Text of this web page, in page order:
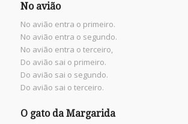
No avião
No avião entra o primeiro.
No avião entra o segundo.
No avião entra o terceiro,
Do avião sai o primeiro.
Do avião sai o segundo.
Do avião sai o terceiro.
O gato da Margarida